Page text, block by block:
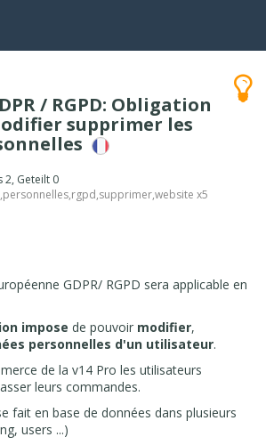
/ RGPD: Obligation
supprimer les
2, Geteilt 0
,personnelles,rgpd,supprimer,website x5
GDPR/ RGPD sera applicable en
impose de pouvoir modifier,
personnelles d'un utilisateur.
de la v14 Pro les utilisateurs
leurs commandes.
fait en base de données dans plusieurs
users ...)